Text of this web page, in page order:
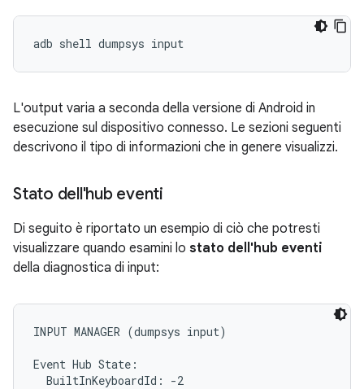
L'output varia a seconda della versione di Android in
esecuzione sul dispositivo connesso. Le sezioni seguenti
descrivono il tipo di informazioni che in genere visualizzi.
Stato dell'hub eventi
Di seguito è riportato un esempio di ciò che potresti
visualizzare quando esamini lo stato dell'hub eventi
della diagnostica di input:
INPUT MANAGER (dumpsys input)
Event Hub State:
  BuiltInKeyboardId: -2